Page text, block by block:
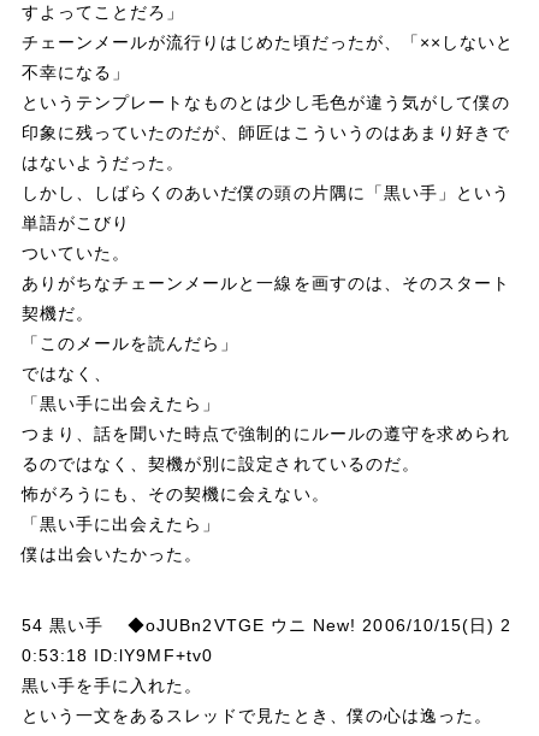
すよってことだろ」
チェーンメールが流行りはじめた頃だったが、「××しないと
不幸になる」
というテンプレートなものとは少し毛色が違う気がして僕の
印象に残っていたのだが、師匠はこういうのはあまり好きで
はないようだった。
しかし、しばらくのあいだ僕の頭の片隅に「黒い手」という
単語がこびり
ついていた。
ありがちなチェーンメールと一線を画すのは、そのスタート
契機だ。
「このメールを読んだら」
ではなく、
「黒い手に出会えたら」
つまり、話を聞いた時点で強制的にルールの遵守を求められ
るのではなく、契機が別に設定されているのだ。
怖がろうにも、その契機に会えない。
「黒い手に出会えたら」
僕は出会いたかった。
54 黒い手 ◆oJUBn2VTGE ウニ New! 2006/10/15(日) 2
0:53:18 ID:lY9MF+tv0
黒い手を手に入れた。
という一文をあるスレッドで見たとき、僕の心は逸った。